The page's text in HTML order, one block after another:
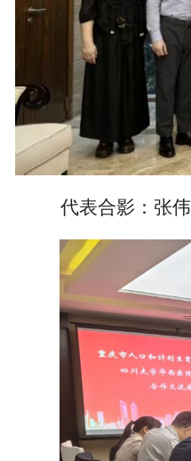
代表合影：张